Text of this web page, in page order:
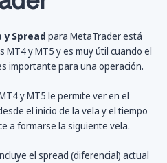
Spread para MetaTrader está
y MT5 y es muy útil cuando el
importante para una operación.
y MT5 le permite ver en el
el inicio de la vela y el tiempo
a formarse la siguiente vela.
el spread (diferencial) actual